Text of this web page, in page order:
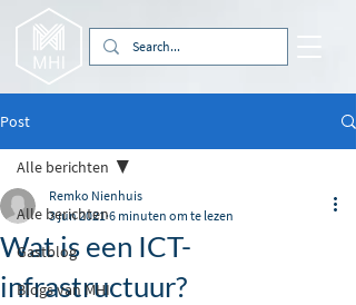
Post
Alle berichten
Gastblog
Blogs van MHI
Alle berichten
Wat is een ICT-
infrastructuur?
Remko Nienhuis
3 jun 2021 6 minuten om te lezen